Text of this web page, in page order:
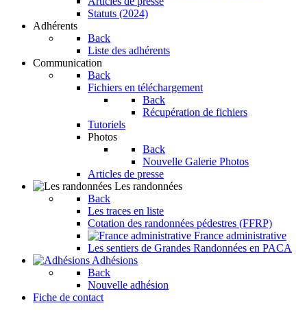
Statuts (2024)
Adhérents
Back
Liste des adhérents
Communication
Back
Fichiers en téléchargement
Back
Récupération de fichiers
Tutoriels
Photos
Back
Nouvelle Galerie Photos
Articles de presse
Les randonnées
Back
Les traces en liste
Cotation des randonnées pédestres (FFRP)
France administrative
Les sentiers de Grandes Randonnées en PACA
Adhésions
Back
Nouvelle adhésion
Fiche de contact